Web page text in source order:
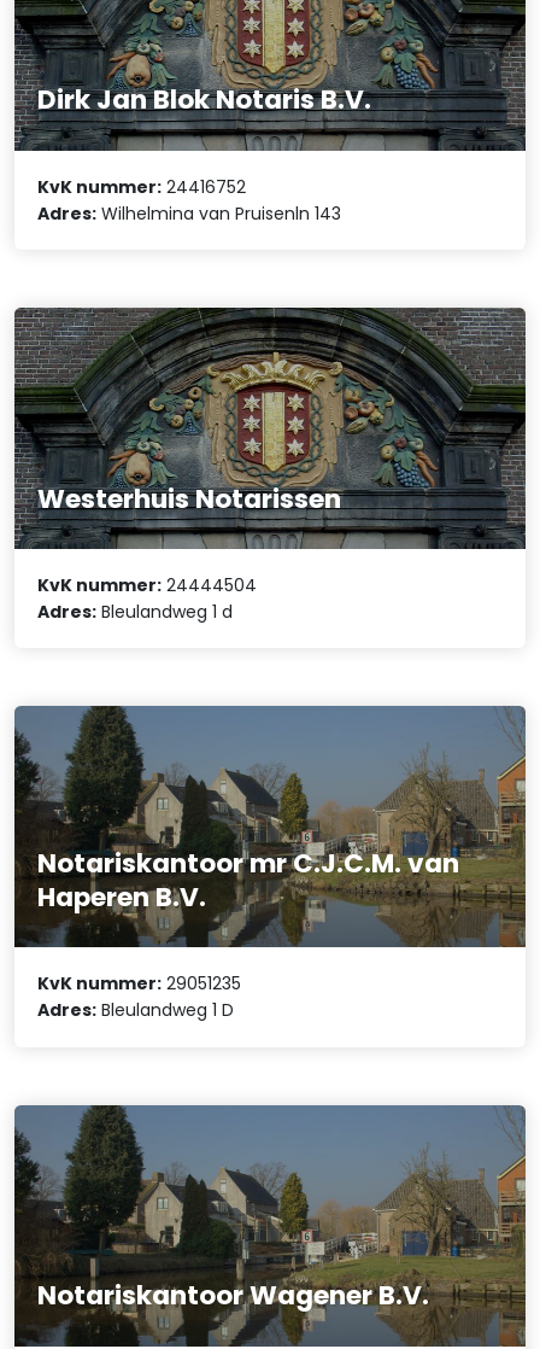
Dirk Jan Blok Notaris B.V.
KvK nummer: 24416752
Adres: Wilhelmina van Pruisenln 143
Westerhuis Notarissen
KvK nummer: 24444504
Adres: Bleulandweg 1 d
Notariskantoor mr C.J.C.M. van
Haperen B.V.
KvK nummer: 29051235
Adres: Bleulandweg 1 D
Notariskantoor Wagener B.V.